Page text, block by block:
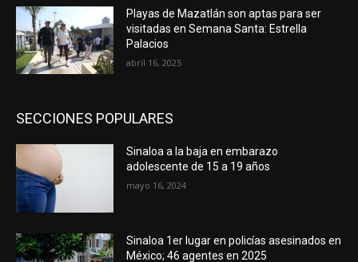
Playas de Mazatlán son aptas para ser
visitadas en Semana Santa: Estrella
Palacios
abril 16, 2025
SECCIONES POPULARES
Sinaloa a la baja en embarazo
adolescente de 15 a 19 años
mayo 16, 2024
Sinaloa 1er lugar en policías asesinados en
México; 46 agentes en 2025